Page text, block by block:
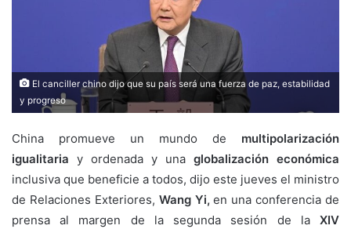
El canciller chino dijo que su país será una fuerza de paz, estabilidad
y progreso
China promueve un mundo de multipolarización
igualitaria y ordenada y una globalización económica
inclusiva que beneficie a todos, dijo este jueves el ministro
de Relaciones Exteriores, Wang Yi, en una conferencia de
prensa al margen de la segunda sesión de la XIV